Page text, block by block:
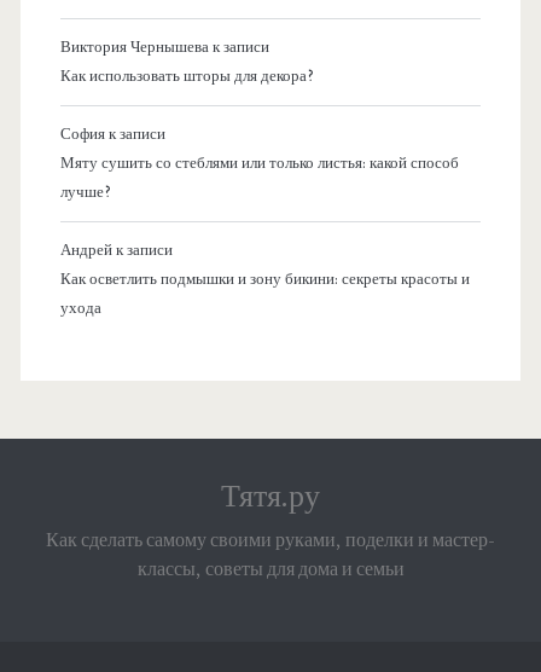
Виктория Чернышевак записи
Как использовать шторы для декора?
Софияк записи
Мяту сушить со стеблями или только листья: какой способ
лучше?
Андрейк записи
Как осветлить подмышки и зону бикини: секреты красоты и
ухода
Тятя.ру
Как сделать самому своими руками, поделки и мастер-
классы, советы для дома и семьи